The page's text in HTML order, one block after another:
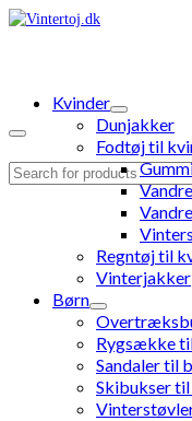
Search
Kvinder
Dunjakker
Fodtøj til
Regntøj til
Vinterjakker
Børn
Rygsække
Sandaler til
Skibukser